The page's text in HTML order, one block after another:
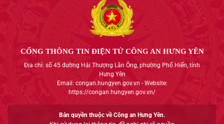
CỔNG THÔNG TIN ĐIỆN TỬ CÔNG AN HƯNG YÊN
Địa chỉ: số 45 đường Hải Thượng Lãn Ông, phường Phố Hiến, tỉnh
Hưng Yên
Email: congan.hungyen.gov.vn - Website:
https://congan.hungyen.gov.vn/
Bản quyền thuộc về Công an Hưng Yên.